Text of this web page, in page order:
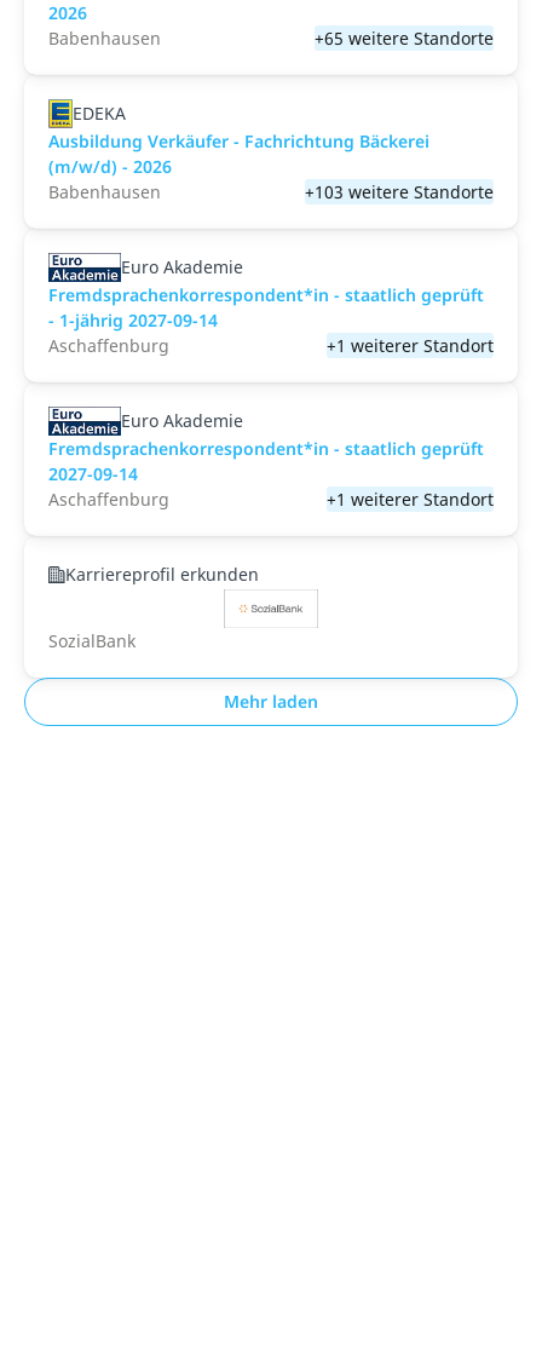
2026
Babenhausen
+65 weitere Standorte
EDEKA
Ausbildung Verkäufer - Fachrichtung Bäckerei
(m/w/d) - 2026
Babenhausen
+103 weitere Standorte
Euro Akademie
Fremdsprachenkorrespondent*in - staatlich geprüft
- 1-jährig 2027-09-14
Aschaffenburg
+1 weiterer Standort
Euro Akademie
Fremdsprachenkorrespondent*in - staatlich geprüft
2027-09-14
Aschaffenburg
+1 weiterer Standort
Karriereprofil erkunden
SozialBank
Mehr laden